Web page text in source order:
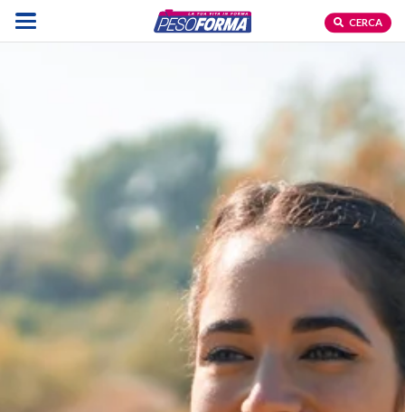
CERCA